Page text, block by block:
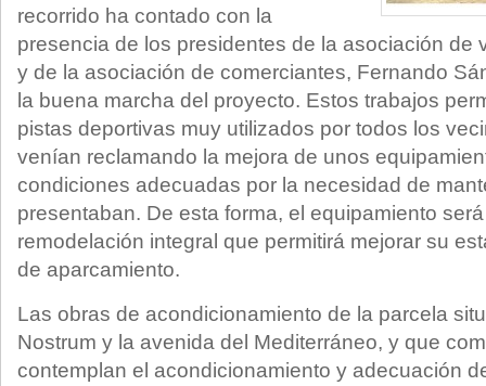
recorrido ha contado con la
presencia de los presidentes de la asociación de
y de la asociación de comerciantes, Fernando
la buena marcha del proyecto. Estos trabajos
pistas deportivas muy utilizados por todos los
venían reclamando la mejora de unos
condiciones adecuadas por la necesidad de
presentaban. De esta forma, el equipamiento
remodelación integral que permitirá mejorar su
de aparcamiento.
Las obras de acondicionamiento de la parcela
Nostrum y la avenida del Mediterráneo, y que
contemplan el acondicionamiento y adecuación